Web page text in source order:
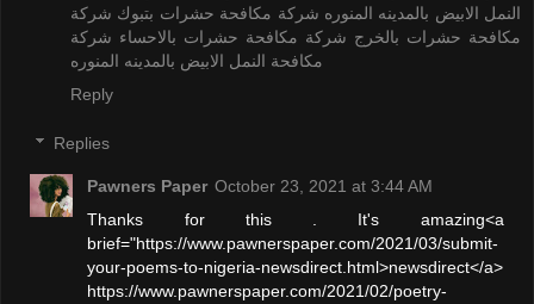
النمل الابيض بالمدينه المنوره شركة مكافحة حشرات بتبوك شركة
مكافحة حشرات بالخرج شركة مكافحة حشرات بالاحساء شركة
مكافحة النمل الابيض بالمدينه المنوره
Reply
Replies
Pawners Paper October 23, 2021 at 3:44 AM
Thanks for this . It's amazing<a
brief="https://www.pawnerspaper.com/2021/03/submit-
your-poems-to-nigeria-newsdirect.html>newsdirect</a>
https://www.pawnerspaper.com/2021/02/poetry-